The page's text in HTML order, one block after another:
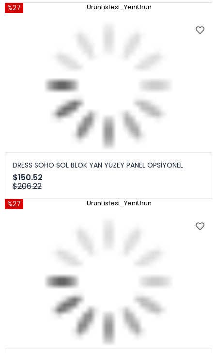
%27 UrunListesi_YeniUrun
DRESS SOHO SOL BLOK YAN YÜZEY PANEL OPSİYONEL
$150.52
$206.22
%27 UrunListesi_YeniUrun